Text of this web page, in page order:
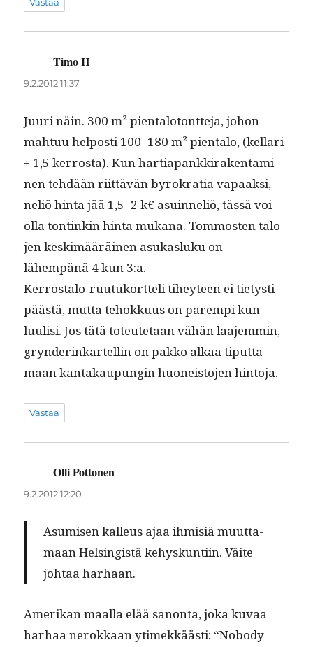
Vastaa
Timo H
9.2.2012 11:37
Juuri näin. 300 m² pien­talo­tont­te­ja, johon
mah­tuu hel­posti 100–180 m² pien­ta­lo, (kel­lari
+ 1,5 ker­rosta). Kun har­ti­a­pankki­rak­en­t­a­mi­
nen tehdään riit­tävän byrokra­tia vapaak­si,
neliö hin­ta jää 1,5–2 k€ asuin­neliö, tässä voi
olla ton­tinkin hin­ta mukana. Tom­mosten talo­
jen keskimääräi­nen asukasluku on
lähempänä 4 kun 3:a.
Ker­rosta­lo-ruu­tuko­rt­teli tihey­teen ei tietysti
päästä, mut­ta tehokku­us on parem­pi kun
luulisi. Jos tätä toteutetaan vähän laa­jem­min,
gryn­derinkartellin on pakko alkaa tiput­ta­
maan kan­takaupun­gin huoneis­to­jen hintoja.
Vastaa
Olli Pottonen
9.2.2012 12:20
Asumisen kalleus ajaa ihmisiä muut­ta­
maan Helsingistä kehyskun­ti­in. Väite
johtaa harhaan.
Amerikan maal­la elää sanon­ta, joka kuvaa
harhaa nerokkaan ytimekkäästi: “Nobody